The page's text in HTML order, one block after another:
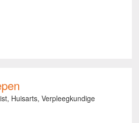
Huisarts, Verpleegkundige